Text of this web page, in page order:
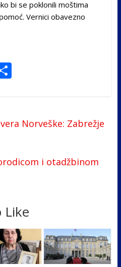
bi se poklonili moštima
Vernici obavezno
S
e Norveške: Zabrežje
i otadžbinom
Like